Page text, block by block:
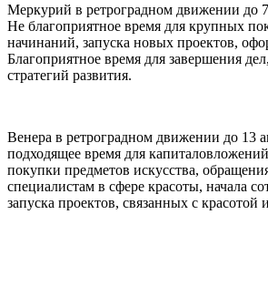
Меркурий в ретроградном движении до 7
Не благоприятное время для крупных
начинаний, запуска новых проектов,
Благоприятное время для завершения
стратегий развития.
Венера в ретроградном движении до 13
подходящее время для
покупки предметов искусства,
специалистам в сфере красоты, начала
запуска проектов, связанных с красотой